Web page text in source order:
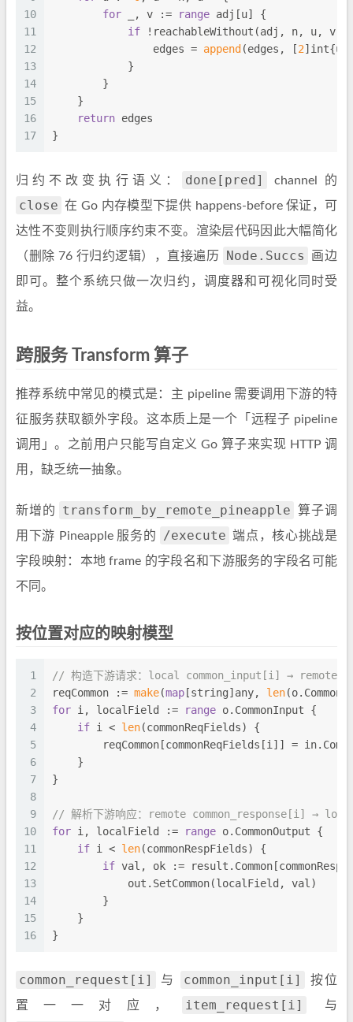
10
11
12
13
14
15
16
17
for _, v := range adj[u] {
if !reachableWithout(adj, n, u, v)
                edges =
append (edges, [2] int{u,
            }
        }
    }
return edges
}
归约不改变执行语义： done[pred] channel 的
close 在 Go 内存模型下提供 happens-before 保证，可
达性不变则执行顺序约束不变。渲染层代码因此大幅简化
（删除 76 行归约逻辑），直接遍历
Node.Succs
画边
即可。整个系统只做一次归约，调度器和可视化同时受
益。
跨服务 Transform 算子
推荐系统中常见的模式是：主 pipeline 需要调用下游的特
征服务获取额外字段。这本质上是一个「远程子 pipeline
调用」。之前用户只能写自定义 Go 算子来实现 HTTP 调
用，缺乏统一抽象。
新增的 transform_by_remote_pineapple
算子调
用下游 Pineapple 服务的
/execute 端点，核心挑战是
字段映射：本地 frame 的字段名和下游服务的字段名可能
不同。
按位置对应的映射模型
1
2
3
4
5
6
7
8
9
10
11
12
13
14
15
16
// 构造下游请求：local common_input[i] → remote
reqCommon := make(map [string]any, len
for i, localField := range o.CommonInput {
if i < len(commonReqFields) {
reqCommon[commonReqFields[i]] =
    }
}
// 解析下游响应：remote common_response[i] →
for i, localField := range o.CommonOutput {
if i < len(commonRespFields) {
if val, ok :=
            out.SetCommon(localField, val)
        }
    }
}
common_request[i] 与 common_input[i]
按位
置一一对应，
item_request[i] 与